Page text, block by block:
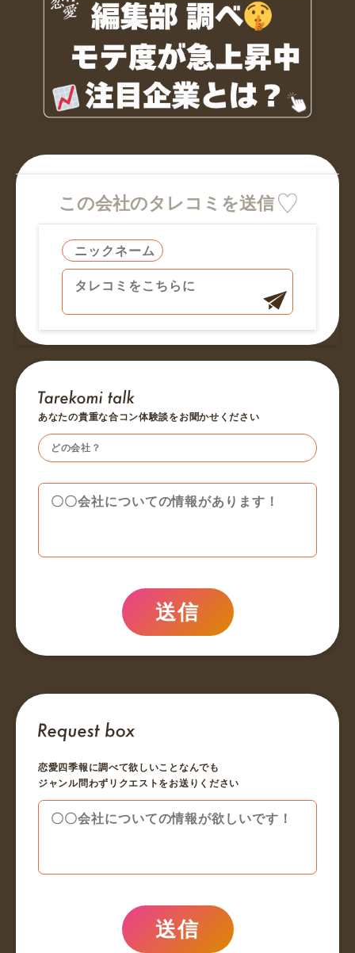
この会社のタレコミを送信
あなたの貴重な合コン体験談をお聞かせください
送信
恋愛四季報に調べて欲しいことなんでも
ジャンル問わずリクエストをお送りください
送信